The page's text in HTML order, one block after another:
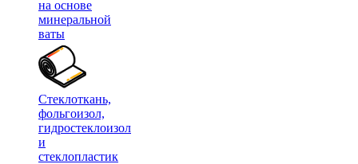
на основе
минеральной
ваты
Стеклоткань,
фольгоизол,
гидростеклоизол
и
стеклопластик